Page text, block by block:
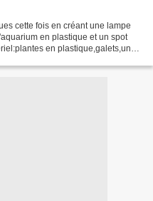
cette fois en créant une lampe
en plastique et un spot
en plastique,galets,un